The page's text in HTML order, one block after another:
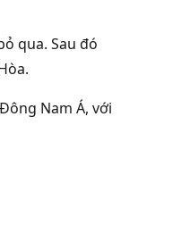
qua. Sau đó
Nam Á, với